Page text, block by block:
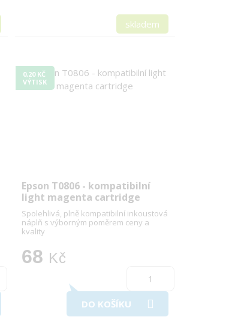
skladem
0,20 KČ
VÝTISK
Epson T0806 - kompatibilní
light magenta cartridge
Spolehlivá, plně kompatibilní inkoustová
náplň s výborným poměrem ceny a
kvality
68 Kč
DO KOŠÍKU